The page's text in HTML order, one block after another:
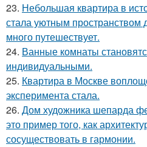
23. Небольшая квартира в
стала уютным пространством
много путешествует.
24. Ванные комнаты
индивидуальными.
25. Квартира в Москве
эксперимента стала.
26. Дом художника шепарда
это пример того, как
сосуществовать в гармонии.